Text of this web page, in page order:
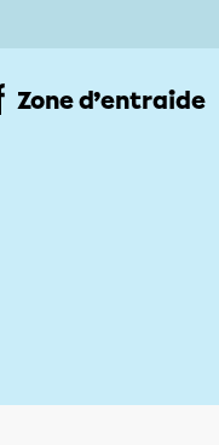
Zone d’entraide